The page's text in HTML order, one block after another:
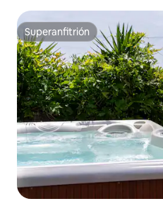
Superanfitrión
Superanfitrión